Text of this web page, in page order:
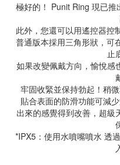
極好的！ Punit Ring 現已
此外，您還可以用遙控器控
普通版本採用三角形狀，可
止
如果改變佩戴方向，愉悅感
牢固收緊並保持勃起！稍
貼合表面的防滑功能可減
出來的感覺得到改善，超級
*IPX5：使用水噴嘴噴水 透